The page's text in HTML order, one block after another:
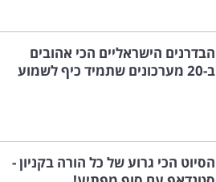
הבדרנים הישראליים הכי אהובים
ב-20 מערכונים שתמיד כיף לשמוע
הסיוט הכי גרוע של כל הורה בקניון -